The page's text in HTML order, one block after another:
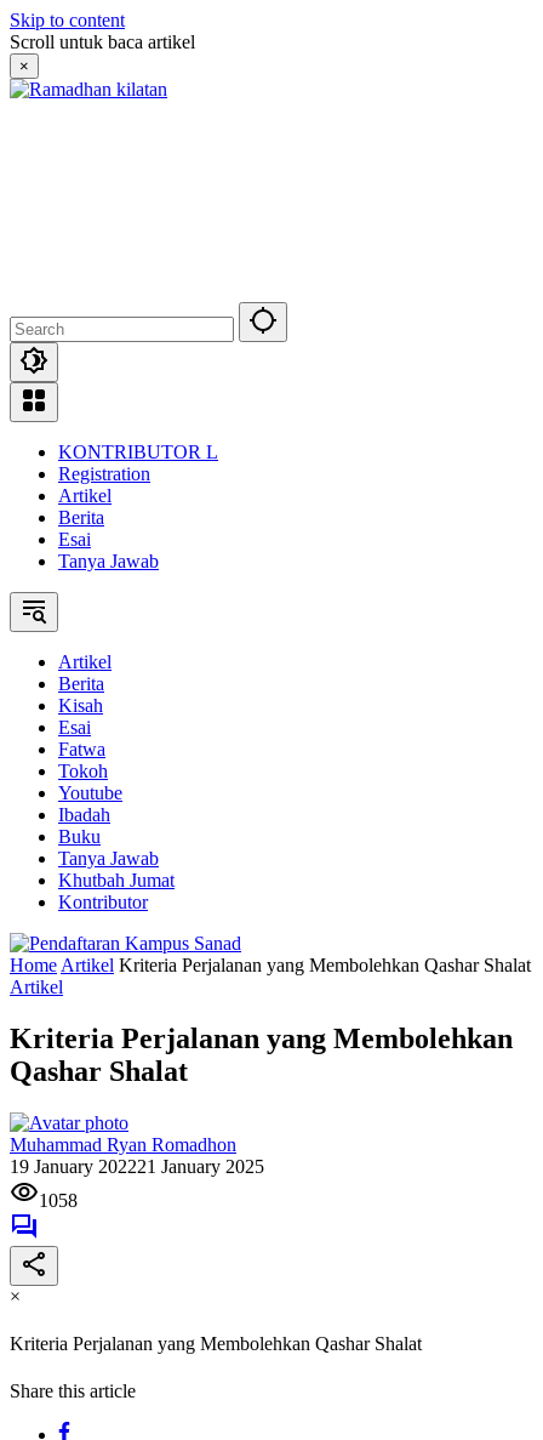
Skip to content
Scroll untuk baca artikel
×
KONTRIBUTOR L
Registration
Artikel
Berita
Esai
Tanya Jawab
Artikel
Berita
Kisah
Esai
Fatwa
Tokoh
Youtube
Ibadah
Buku
Tanya Jawab
Khutbah Jumat
Kontributor
Home Artikel Kriteria Perjalanan yang Membolehkan Qashar Shalat
Artikel
Kriteria Perjalanan yang Membolehkan
Qashar Shalat
Muhammad Ryan Romadhon
19 January 202221 January 2025
1058
×
Kriteria Perjalanan yang Membolehkan Qashar Shalat
Share this article